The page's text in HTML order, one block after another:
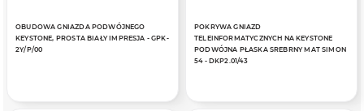
OBUDOWA GNIAZDA PODWÓJNEGO
KEYSTONE, PROSTA BIAŁY IMPRESJA - GPK-
2Y/P/00
POKRYWA GNIAZD
TELEINFORMATYCZNYCH NA KEYSTONE
PODWÓJNA PŁASKA SREBRNY MAT SIMON
54 - DKP2.01/43